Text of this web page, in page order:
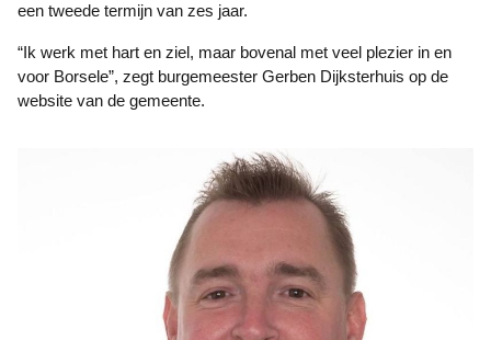
een tweede termijn van zes jaar.
“Ik werk met hart en ziel, maar bovenal met veel plezier in en
voor Borsele”, zegt burgemeester Gerben Dijksterhuis op de
website van de gemeente.